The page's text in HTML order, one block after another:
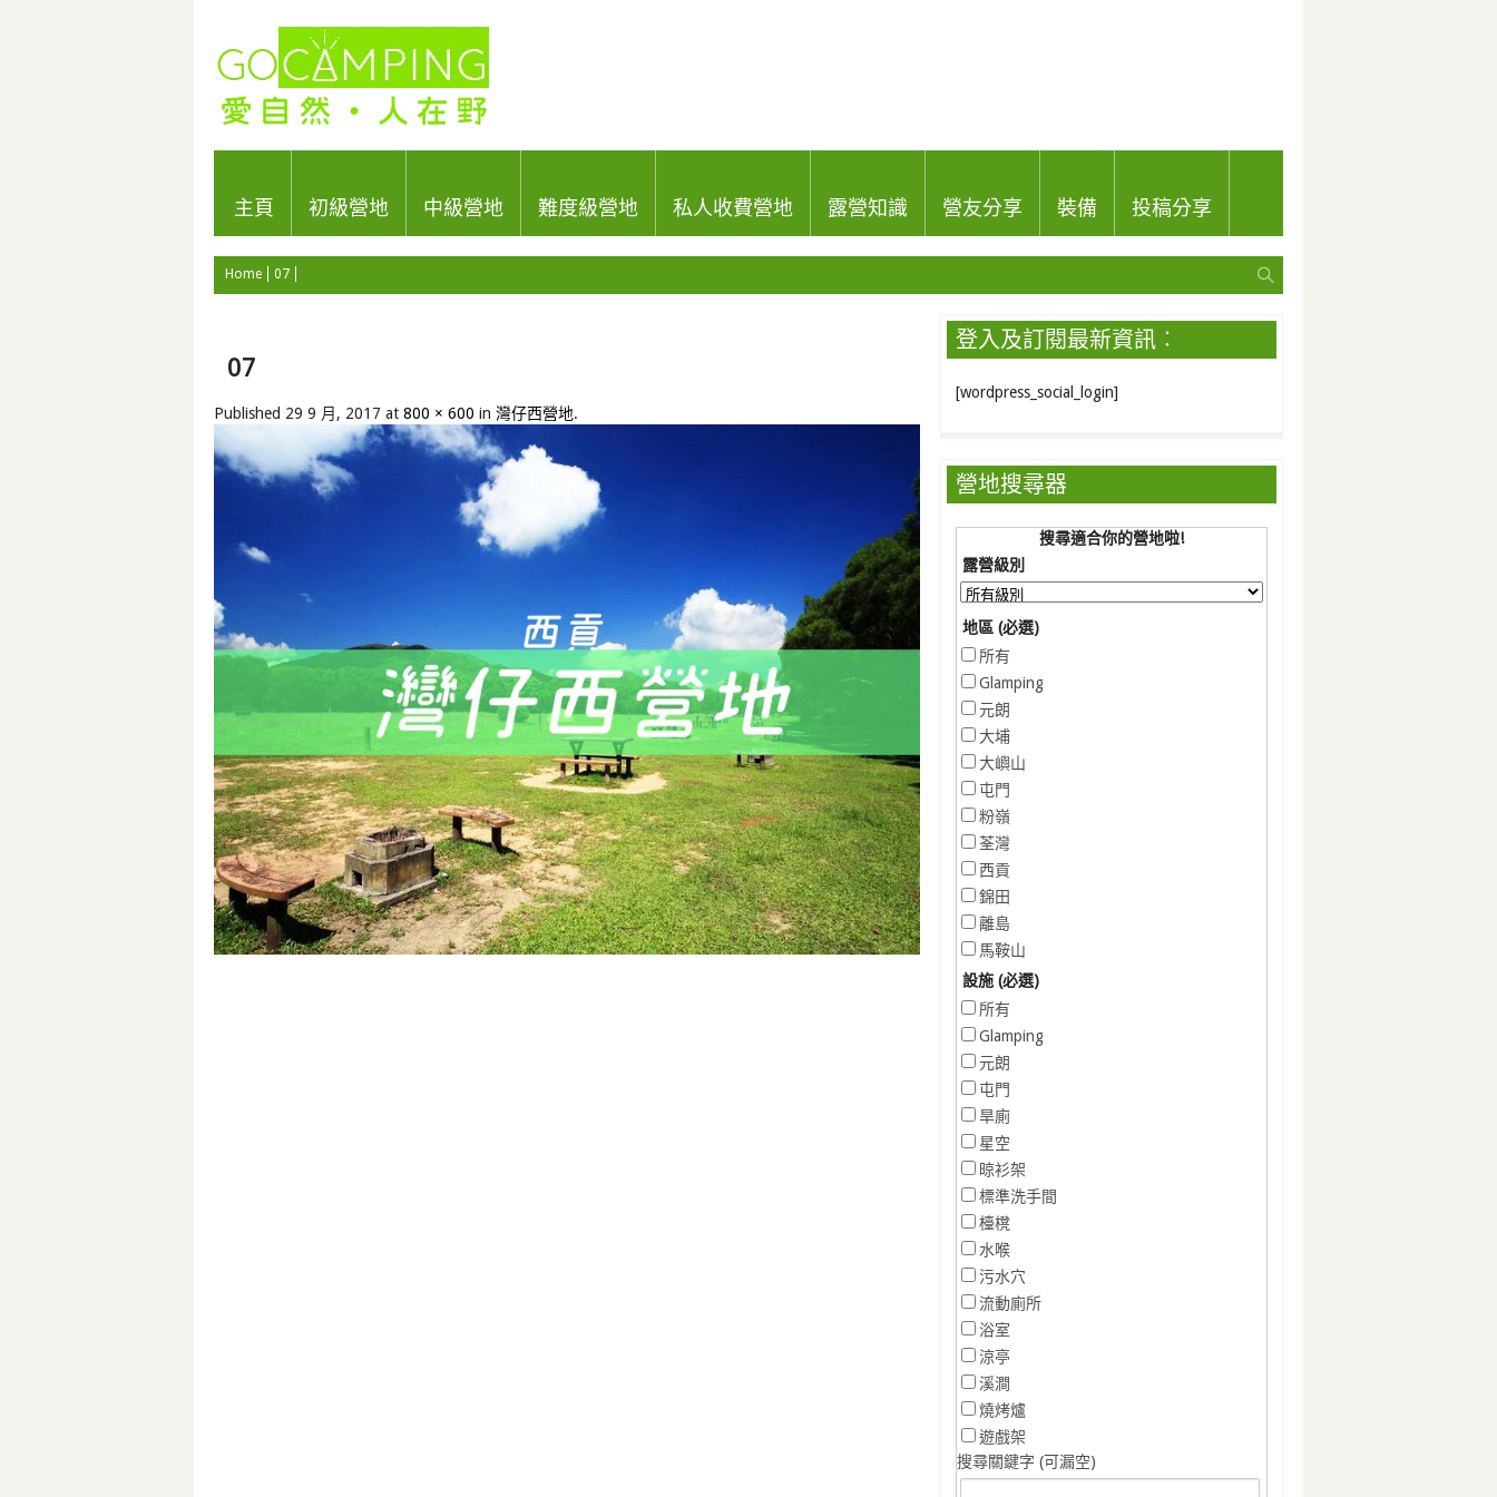
主頁 初級營地 中級營地 難度級營地 私人收費營地 露營知識 營友分享 裝備 投稿分享
Home 07
07
Published 29 9 月, 2017 at 800 × 600 in 灣仔西營地.
登入及訂閱最新資訊︰
[wordpress_social_login]
營地搜尋器
搜尋適合你的營地啦!
露營級別
地區 (必選)
所有
Glamping
元朗
大埔
大嶼山
屯門
粉嶺
荃灣
西貢
錦田
離島
馬鞍山
設施 (必選)
所有
Glamping
元朗
屯門
旱廁
星空
晾衫架
標準洗手間
檯櫈
水喉
污水穴
流動廁所
浴室
涼亭
溪澗
燒烤爐
遊戲架
搜尋關鍵字 (可漏空)